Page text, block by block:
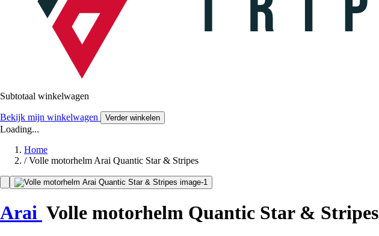
Subtotaal winkelwagen
Bekijk mijn winkelwagen Verder winkelen
Loading...
Home
/ Volle motorhelm Arai Quantic Star & Stripes
Arai Volle motorhelm Quantic Star & Stripes